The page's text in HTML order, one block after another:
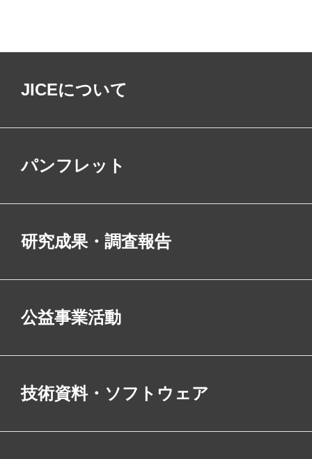
JICEについて
パンフレット
研究成果・調査報告
公益事業活動
技術資料・ソフトウェア